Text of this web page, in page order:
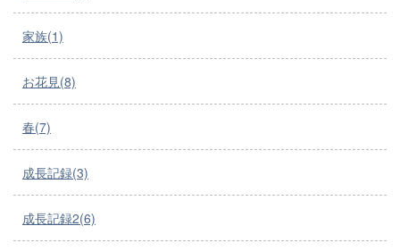
家族(1)
お花見(8)
春(7)
成長記録(3)
成長記録2(6)